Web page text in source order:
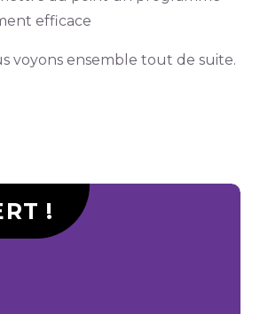
efficace
voyons ensemble tout de suite.
!